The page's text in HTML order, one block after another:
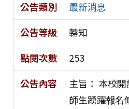
公告類別
最新消息
公告等級
轉知
點閱次數
253
公告內容
主旨： 本校
師生踴躍報名